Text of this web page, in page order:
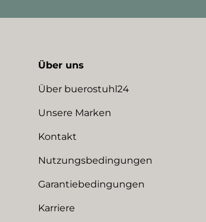
Über uns
Über buerostuhl24
Unsere Marken
Kontakt
Nutzungsbedingungen
Garantiebedingungen
Karriere